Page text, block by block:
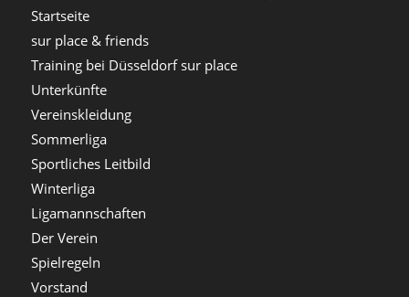
Startseite
sur place & friends
Training bei Düsseldorf sur place
Unterkünfte
Vereinskleidung
Sommerliga
Sportliches Leitbild
Winterliga
Ligamannschaften
Der Verein
Spielregeln
Vorstand